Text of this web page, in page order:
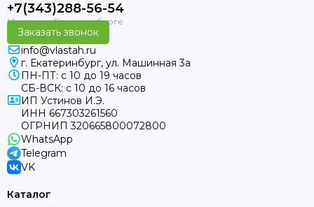
+7(343)288-56-54
Заказать звонок
info@vlastah.ru
г. Екатеринбург, ул. Машинная 3а
ПН-ПТ: с 10 до 19 часов
СБ-ВСК: с 10 до 16 часов
ИП Устинов И.Э.
ИНН 667303261560
ОГРНИП 320665800072800
WhatsApp
Telegram
VK
Каталог